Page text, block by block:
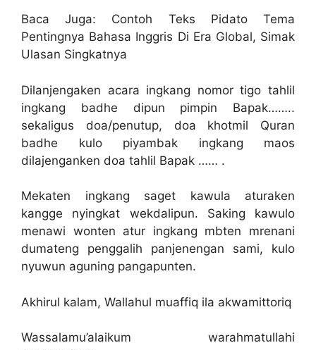
Baca Juga: Contoh Teks Pidato Tema
Pentingnya Bahasa Inggris Di Era Global, Simak
Ulasan Singkatnya
Dilanjengaken acara ingkang nomor tigo tahlil
ingkang badhe dipun pimpin Bapak……..
sekaligus doa/penutup, doa khotmil Quran
badhe kulo piyambak ingkang maos
dilajenganken doa tahlil Bapak …… .
Mekaten ingkang saget kawula aturaken
kangge nyingkat wekdalipun. Saking kawulo
menawi wonten atur ingkang mbten mrenani
dumateng penggalih panjenengan sami, kulo
nyuwun aguning pangapunten.
Akhirul kalam, Wallahul muaffiq ila akwamittoriq
Wassalamu’alaikum warahmatullahi